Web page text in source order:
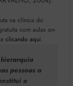
na clínica do
com aulas on-
clicando aqui.
pessoas a
o